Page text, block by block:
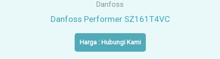
Danfoss
Danfoss Performer SZ161T4VC
Harga : Hubungi Kami